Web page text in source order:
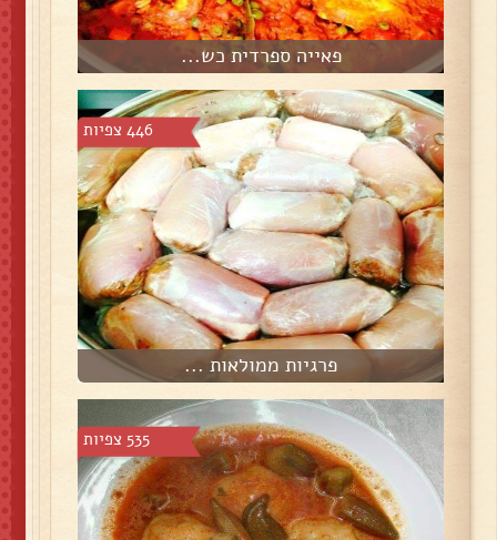
פאייה ספרדית כש...
446 צפיות
פרגיות ממולאות ...
535 צפיות